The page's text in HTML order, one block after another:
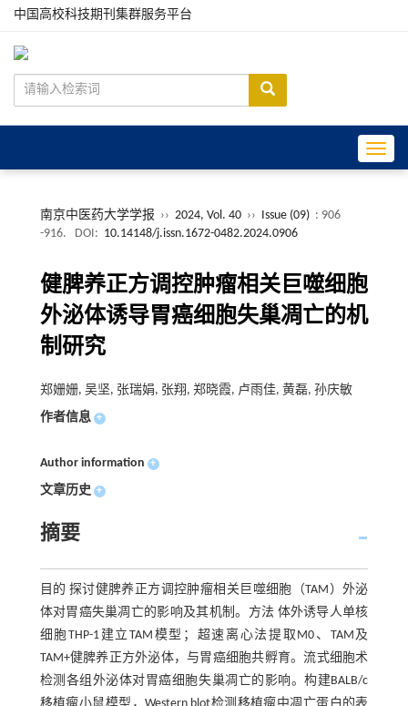
中国高校科技期刊集群服务平台
南京中医药大学学报 ›› 2024, Vol. 40 ›› Issue (09) : 906
-916.
DOI: 10.14148/j.issn.1672-0482.2024.0906
健脾养正方调控肿瘤相关巨噬细胞
外泌体诱导胃癌细胞失巢凋亡的机
制研究
郑姗姗, 吴坚, 张瑞娟, 张翔, 郑晓霞, 卢雨佳, 黄磊, 孙庆敏
作者信息 +
Author information +
文章历史 +
摘要
目的 探讨健脾养正方调控肿瘤相关巨噬细胞（TAM）外泌
体对胃癌失巢凋亡的影响及其机制。方法 体外诱导人单核
细胞THP-1建立TAM模型；超速离心法提取M0、TAM及
TAM+健脾养正方外泌体，与胃癌细胞共孵育。流式细胞术
检测各组外泌体对胃癌细胞失巢凋亡的影响。构建BALB/c